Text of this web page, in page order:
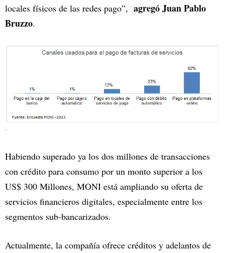
locales físicos de las redes pago”, agregó Juan Pablo
Bruzzo.
-
Habiendo superado ya los dos millones de transacciones
con crédito para consumo por un monto superior a los
US$ 300 Millones, MONI está ampliando su oferta de
servicios financieros digitales, especialmente entre los
segmentos sub-bancarizados.
Actualmente, la compañía ofrece créditos y adelantos de